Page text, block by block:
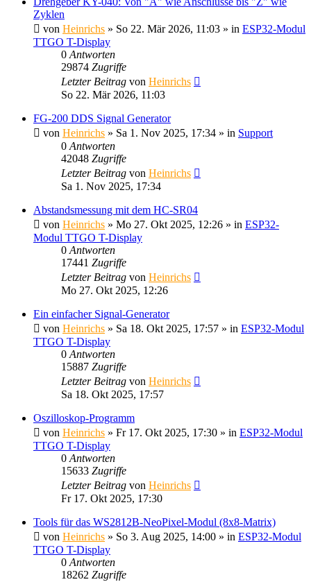
Zyklen
von Heinrichs » So 22. Mär 2026, 11:03 » in ESP32-Modul
TTGO T-Display
0 Antworten
29874 Zugriffe
Letzter Beitrag von Heinrichs
So 22. Mär 2026, 11:03
FG-200 DDS Signal Generator
von Heinrichs » Sa 1. Nov 2025, 17:34 » in Support
0 Antworten
42048 Zugriffe
Letzter Beitrag von Heinrichs
Sa 1. Nov 2025, 17:34
Abstandsmessung mit dem HC-SR04
von Heinrichs » Mo 27. Okt 2025, 12:26 » in ESP32-
Modul TTGO T-Display
0 Antworten
17441 Zugriffe
Letzter Beitrag von Heinrichs
Mo 27. Okt 2025, 12:26
Ein einfacher Signal-Generator
von Heinrichs » Sa 18. Okt 2025, 17:57 » in ESP32-Modul
TTGO T-Display
0 Antworten
15887 Zugriffe
Letzter Beitrag von Heinrichs
Sa 18. Okt 2025, 17:57
Oszilloskop-Programm
von Heinrichs » Fr 17. Okt 2025, 17:30 » in ESP32-Modul
TTGO T-Display
0 Antworten
15633 Zugriffe
Letzter Beitrag von Heinrichs
Fr 17. Okt 2025, 17:30
Tools für das WS2812B-NeoPixel-Modul (8x8-Matrix)
von Heinrichs » So 3. Aug 2025, 14:00 » in ESP32-Modul
TTGO T-Display
0 Antworten
18262 Zugriffe